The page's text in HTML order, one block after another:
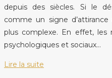
depuis des siècles. Si le
comme un signe
plus complexe. En effet, les
psychologiques et sociaux…
Lire la suite